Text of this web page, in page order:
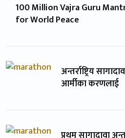
100 Million Vajra Guru
for World Peace
अन्तर्राष्ट्रिय
आर्मीका करणलाई